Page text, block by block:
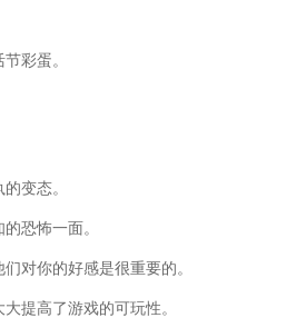
彩蛋。
变态。
恐怖一面。
对你的好感是很重要的。
提高了游戏的可玩性。